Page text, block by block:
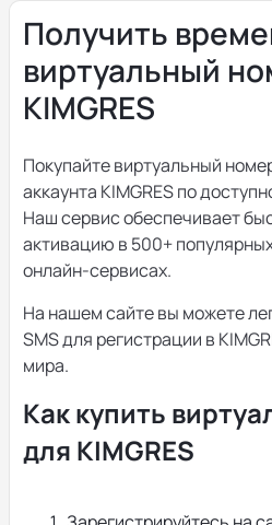
Получить
виртуальный
KIMGRES
Покупайте виртуальный
аккаунта KIMGRES по
Наш сервис обеспечивает
активацию в 500+
онлайн-сервисах.
На нашем сайте вы можете
SMS для регистрации в
мира.
Как купить
для KIMGRES